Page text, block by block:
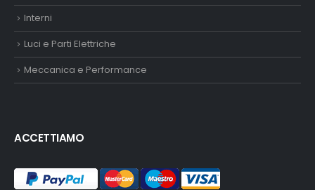
Interni
Luci e Parti Elettriche
Meccanica e Performance
ACCETTIAMO